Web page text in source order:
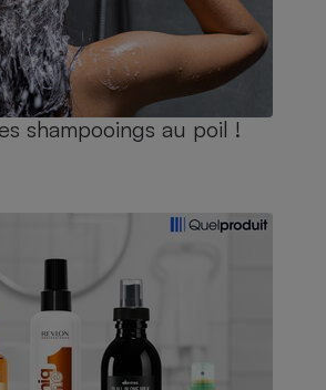
shampooings au poil !